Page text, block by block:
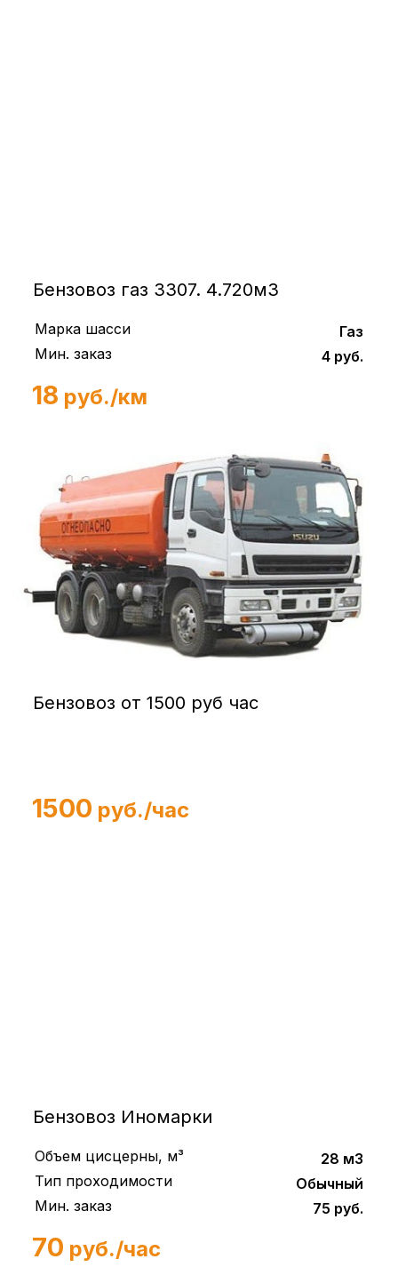
Бензовоз газ 3307. 4.720м3
Марка шасси
Газ
Мин. заказ
4 руб.
18 руб./км
Бензовоз от 1500 руб час
1500 руб./час
Бензовоз Иномарки
Объем цисцерны, м³
28 м3
Тип проходимости
Обычный
Мин. заказ
75 руб.
70 руб./час